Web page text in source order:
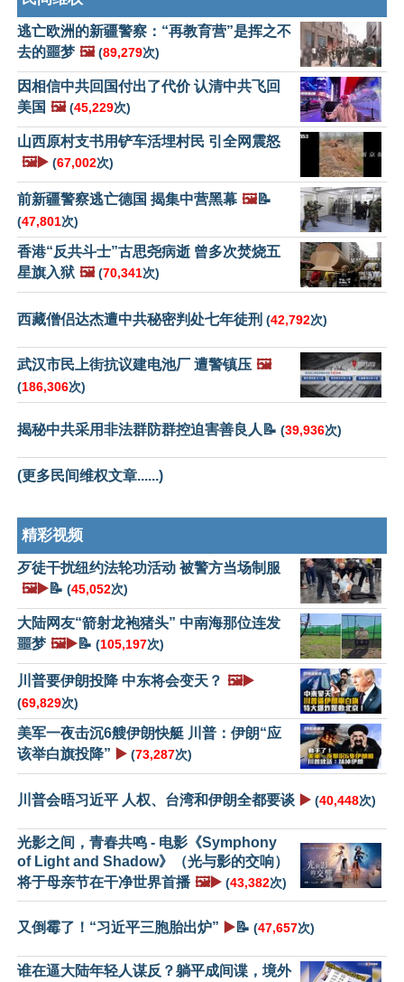
逃亡欧洲的新疆警察：“再教育营”是挥之不
去的噩梦 🖼️ (89,279次)
因相信中共回国付出了代价 认清中共飞回
美国 🖼️ (45,229次)
山西原村支书用铲车活埋村民 引全网震怒
🖼️▶️ (67,002次)
前新疆警察逃亡德国 揭集中营黑幕 🖼️📝
(47,801次)
香港“反共斗士”古思尧病逝 曾多次焚烧五
星旗入狱 🖼️ (70,341次)
西藏僧侣达杰遭中共秘密判处七年徒刑 (42,792次)
武汉市民上街抗议建电池厂 遭警镇压 🖼️
(186,306次)
揭秘中共采用非法群防群控迫害善良人📝 (39,936次)
(更多民间维权文章......)
精彩视频
歹徒干扰纽约法轮功活动 被警方当场制服
🖼️▶️📝 (45,052次)
大陆网友“箭射龙袍猪头” 中南海那位连发
噩梦 🖼️▶️📝 (105,197次)
川普要伊朗投降 中东将会变天？ 🖼️▶️
(69,829次)
美军一夜击沉6艘伊朗快艇 川普：伊朗“应
该举白旗投降” ▶️ (73,287次)
川普会晤习近平 人权、台湾和伊朗全都要谈 ▶️ (40,448次)
光影之间，青春共鸣 - 电影《Symphony
of Light and Shadow》（光与影的交响）
将于母亲节在干净世界首播 🖼️▶️ (43,382次)
又倒霉了！“习近平三胞胎出炉” ▶️📝 (47,657次)
谁在逼大陆年轻人谋反？躺平成间谍，境外